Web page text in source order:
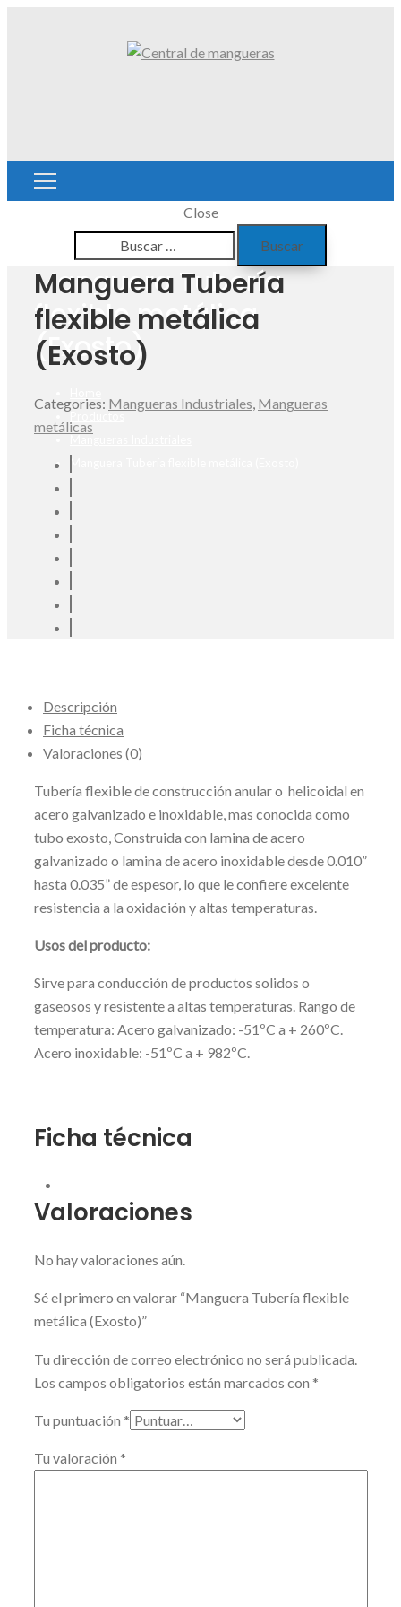
Close
Buscar:
Manguera Tubería
flexible metálica
(Exosto)
Manguera Tubería
flexible metálica
(Exosto)
Categories: Mangueras Industriales, Mangueras
metálicas
Descripción
Ficha técnica
Valoraciones (0)
Tubería flexible de construcción anular o helicoidal en
acero galvanizado e inoxidable, mas conocida como
tubo exosto, Construida con lamina de acero
galvanizado o lamina de acero inoxidable desde 0.010”
hasta 0.035” de espesor, lo que le confiere excelente
resistencia a la oxidación y altas temperaturas.
Usos del producto:
Sirve para conducción de productos solidos o
gaseosos y resistente a altas temperaturas. Rango de
temperatura: Acero galvanizado: -51ºC a + 260ºC.
Acero inoxidable: -51ºC a + 982ºC.
Ficha técnica
Valoraciones
No hay valoraciones aún.
Sé el primero en valorar “Manguera Tubería flexible
metálica (Exosto)”
Tu dirección de correo electrónico no será publicada.
Los campos obligatorios están marcados con *
Tu puntuación *
Tu valoración *